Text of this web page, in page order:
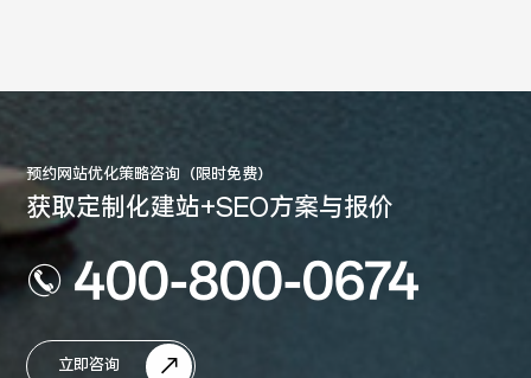
预约网站优化策略咨询（限时免费）
获取定制化建站+SEO方案与报价
400-800-0674
立即咨询